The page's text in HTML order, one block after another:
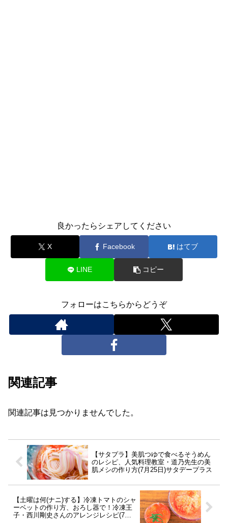
良かったらシェアしてください
X Facebook はてブ
LINE コピー
フォローはこちらからどうぞ
関連記事
関連記事は見つかりませんでした。
【サタプラ】美肌つゆで食べるそうめん
のレシピ、人気料理教室・道乃先生の美
肌メシの作り方(7月25日)サタデープラス
【土曜は何(ナニ)する】冷凍トマトのシャ
ーベットの作り方、おろし器で！冷凍王
子・西川剛史さんのアレンジレシピ(7月